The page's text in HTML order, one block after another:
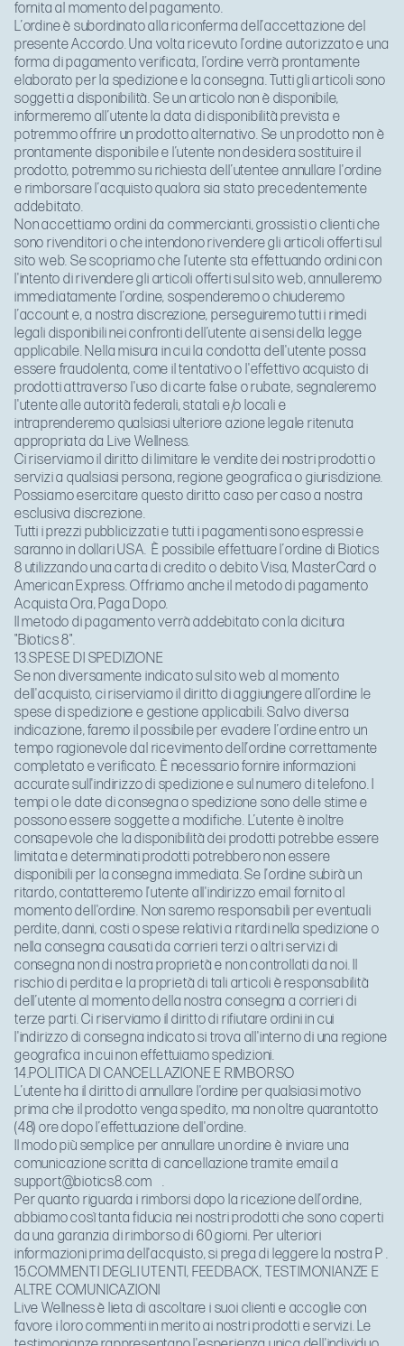
fornita al momento del pagamento.
L’ordine è subordinato alla riconferma dell’accettazione del
presente Accordo. Una volta ricevuto l’ordine autorizzato e una
forma di pagamento verificata, l’ordine verrà prontamente
elaborato per la spedizione e la consegna. Tutti gli articoli sono
soggetti a disponibilità. Se un articolo non è disponibile,
informeremo all’utente la data di disponibilità prevista e
potremmo offrire un prodotto alternativo. Se un prodotto non è
prontamente disponibile e l’utente non desidera sostituire il
prodotto, potremmo su richiesta dell’utentee annullare l'ordine
e rimborsare l’acquisto qualora sia stato precedentemente
addebitato.
Non accettiamo ordini da commercianti, grossisti o clienti che
sono rivenditori o che intendono rivendere gli articoli offerti sul
sito web. Se scopriamo che l’utente sta effettuando ordini con
l'intento di rivendere gli articoli offerti sul sito web, annulleremo
immediatamente l’ordine, sospenderemo o chiuderemo
l’account e, a nostra discrezione, perseguiremo tutti i rimedi
legali disponibili nei confronti dell’utente ai sensi della legge
applicabile. Nella misura in cui la condotta dell'utente possa
essere fraudolenta, come il tentativo o l'effettivo acquisto di
prodotti attraverso l'uso di carte false o rubate, segnaleremo
l'utente alle autorità federali, statali e/o locali e
intraprenderemo qualsiasi ulteriore azione legale ritenuta
appropriata da Live Wellness.
Ci riserviamo il diritto di limitare le vendite dei nostri prodotti o
servizi a qualsiasi persona, regione geografica o giurisdizione.
Possiamo esercitare questo diritto caso per caso a nostra
esclusiva discrezione.
Tutti i prezzi pubblicizzati e tutti i pagamenti sono espressi e
saranno in dollari USA. È possibile effettuare l’ordine di Biotics
8 utilizzando una carta di credito o debito Visa, MasterCard o
American Express. Offriamo anche il metodo di pagamento
Acquista Ora, Paga Dopo.
Il metodo di pagamento verrà addebitato con la dicitura
"Biotics 8".
13.SPESE DI SPEDIZIONE
Se non diversamente indicato sul sito web al momento
dell'acquisto, ci riserviamo il diritto di aggiungere all’ordine le
spese di spedizione e gestione applicabili. Salvo diversa
indicazione, faremo il possibile per evadere l’ordine entro un
tempo ragionevole dal ricevimento dell’ordine correttamente
completato e verificato. È necessario fornire informazioni
accurate sull'indirizzo di spedizione e sul numero di telefono. I
tempi o le date di consegna o spedizione sono delle stime e
possono essere soggette a modifiche. L’utente è inoltre
consapevole che la disponibilità dei prodotti potrebbe essere
limitata e determinati prodotti potrebbero non essere
disponibili per la consegna immediata. Se l’ordine subirà un
ritardo, contatteremo l’utente all'indirizzo email fornito al
momento dell'ordine. Non saremo responsabili per eventuali
perdite, danni, costi o spese relativi a ritardi nella spedizione o
nella consegna causati da corrieri terzi o altri servizi di
consegna non di nostra proprietà e non controllati da noi. Il
rischio di perdita e la proprietà di tali articoli è responsabilità
dell’utente al momento della nostra consegna a corrieri di
terze parti. Ci riserviamo il diritto di rifiutare ordini in cui
l'indirizzo di consegna indicato si trova all'interno di una regione
geografica in cui non effettuiamo spedizioni.
14.POLITICA DI CANCELLAZIONE E RIMBORSO
L’utente ha il diritto di annullare l'ordine per qualsiasi motivo
prima che il prodotto venga spedito, ma non oltre quarantotto
(48) ore dopo l’effettuazione dell'ordine.
Il modo più semplice per annullare un ordine è inviare una
comunicazione scritta di cancellazione tramite email a
support@biotics8.com .
Per quanto riguarda i rimborsi dopo la ricezione dell’ordine,
abbiamo così tanta fiducia nei nostri prodotti che sono coperti
da una garanzia di rimborso di 60 giorni. Per ulteriori
informazioni prima dell'acquisto, si prega di leggere la nostraP .
15.COMMENTI DEGLI UTENTI, FEEDBACK, TESTIMONIANZE E
ALTRE COMUNICAZIONI
Live Wellness è lieta di ascoltare i suoi clienti e accoglie con
favore i loro commenti in merito ai nostri prodotti e servizi. Le